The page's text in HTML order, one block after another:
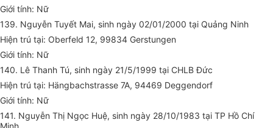
Giới tính: Nữ
139. Nguyễn Tuyết Mai, sinh ngày 02/01/2000 tại Quảng Ninh
Hiện trú tại: Oberfeld 12, 99834 Gerstungen
Giới tính: Nữ
140. Lê Thanh Tú, sinh ngày 21/5/1999 tại CHLB Đức
Hiện trú tại: Hängbachstrasse 7A, 94469 Deggendorf
Giới tính: Nữ
141. Nguyễn Thị Ngọc Huệ, sinh ngày 28/10/1983 tại TP Hồ Chí
Minh